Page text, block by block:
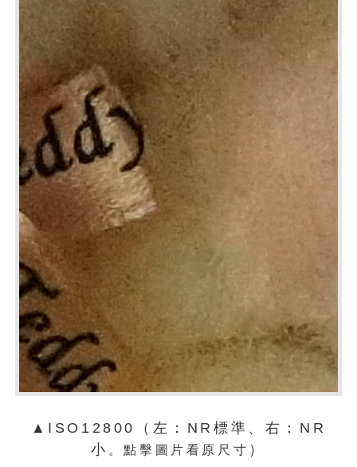
▲ISO12800（左：NR標準、右：NR
小 。點擊圖片看原尺寸 ）